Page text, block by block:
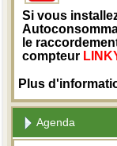
Si vous
le
compteur
Plus
Agenda